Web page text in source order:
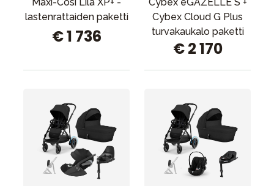
lastenrattaiden paketti
€ 1 736
Cybex Cloud G Plus
turvakaukalo paketti
€ 2 170